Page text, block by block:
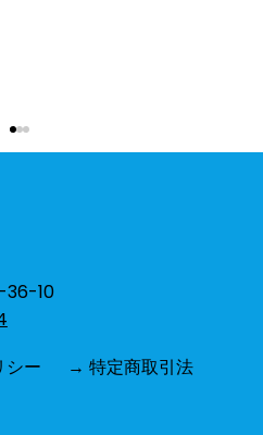
36-10
シー
→ 特定商取引法